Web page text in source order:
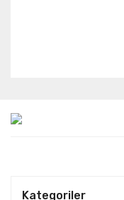
Kategoriler